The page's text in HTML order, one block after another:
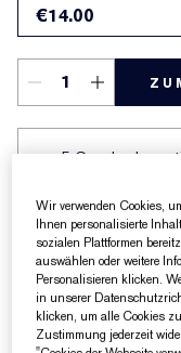
€14.00
5 Geschenke
Produktdetails
Der Nachtpflege-
Wir verwenden Cookies,
Ihnen personalisierte
sozialen Plattformen
auswählen oder weitere
Personalisieren klicken.
in unserer
klicken, um alle Cookies
Zustimmung jederzeit